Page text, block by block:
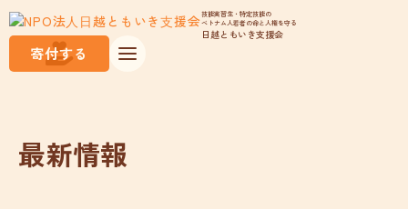
技能実習生・特定技能の
ベトナム人若者の命と人権を守る
日越ともいき支援会
寄付する
最新情報